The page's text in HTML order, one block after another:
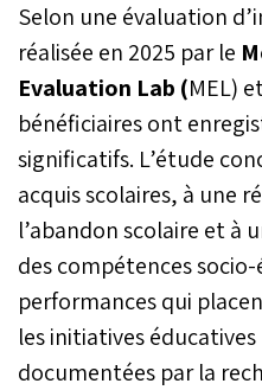
Selon une évaluation
réalisée en 2025 par le
Evaluation Lab (MEL)
bénéficiaires ont
significatifs. L’étude
acquis scolaires, à une
l’abandon scolaire et à
des compétences
performances qui
les initiatives
documentées par la